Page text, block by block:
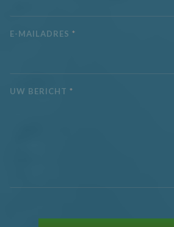
E-MAILADRES *
UW BERICHT *